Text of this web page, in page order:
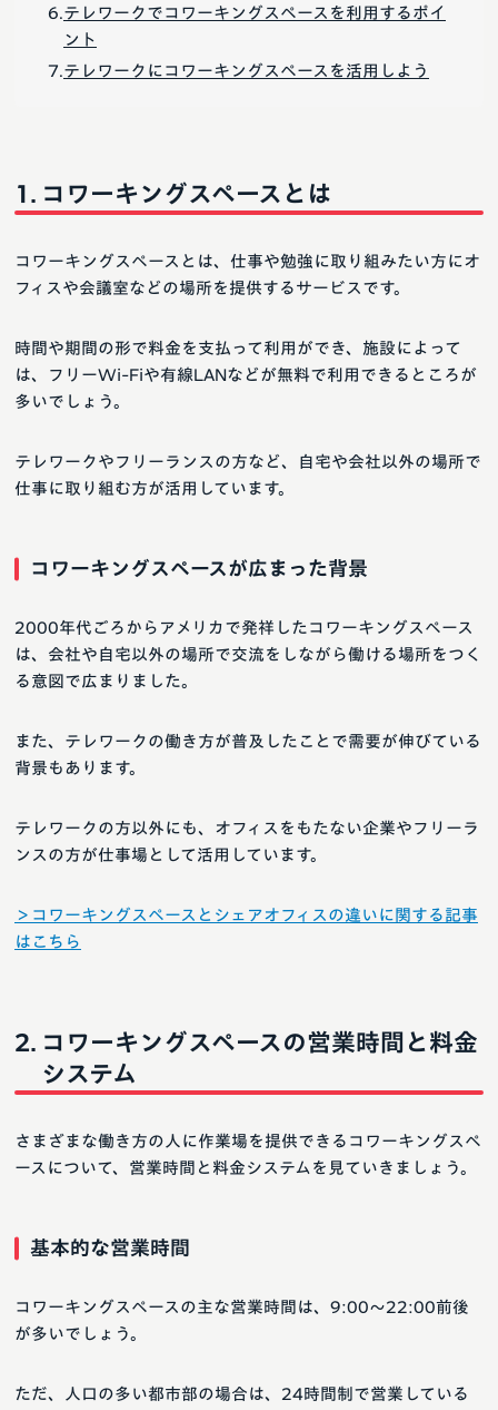
テレワークでコワーキングスペースを利用するポイ
ント
テレワークにコワーキングスペースを活用しよう
コワーキングスペースとは
コワーキングスペースとは、仕事や勉強に取り組みたい方にオ
フィスや会議室などの場所を提供するサービスです。
時間や期間の形で料金を支払って利用ができ、施設によって
は、フリーWi-Fiや有線LANなどが無料で利用できるところが
多いでしょう。
テレワークやフリーランスの方など、自宅や会社以外の場所で
仕事に取り組む方が活用しています。
コワーキングスペースが広まった背景
2000年代ごろからアメリカで発祥したコワーキングスペース
は、会社や自宅以外の場所で交流をしながら働ける場所をつく
る意図で広まりました。
また、テレワークの働き方が普及したことで需要が伸びている
背景もあります。
テレワークの方以外にも、オフィスをもたない企業やフリーラ
ンスの方が仕事場として活用しています。
＞コワーキングスペースとシェアオフィスの違いに関する記事
はこちら
コワーキングスペースの営業時間と料金
システム
さまざまな働き方の人に作業場を提供できるコワーキングスペ
ースについて、営業時間と料金システムを見ていきましょう。
基本的な営業時間
コワーキングスペースの主な営業時間は、9:00〜22:00前後
が多いでしょう。
ただ、人口の多い都市部の場合は、24時間制で営業している